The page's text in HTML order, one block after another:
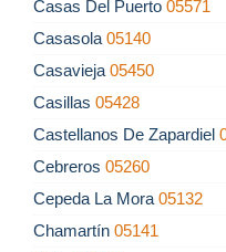
Casas Del Puerto 05571
Casasola 05140
Casavieja 05450
Casillas 05428
Castellanos De Zapardiel
Cebreros 05260
Cepeda La Mora 05132
Chamartín 05141